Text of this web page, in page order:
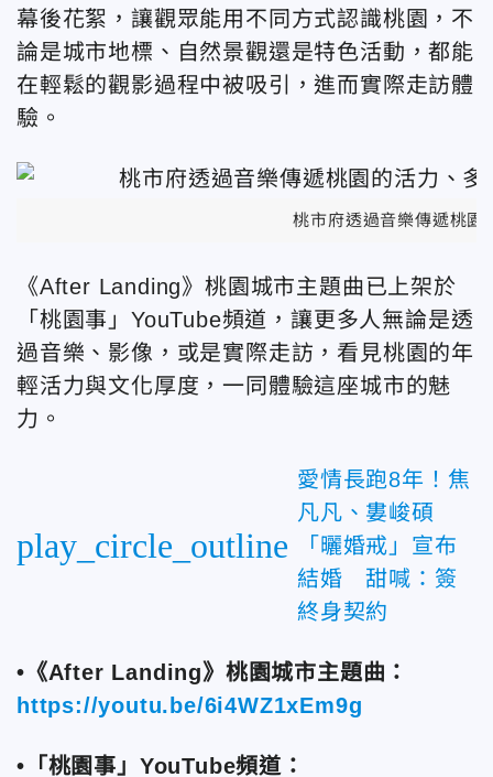
幕後花絮，讓觀眾能用不同方式認識桃園，不
論是城市地標、自然景觀還是特色活動，都能
在輕鬆的觀影過程中被吸引，進而實際走訪體
驗。
桃市府透過音樂傳遞桃園
《After Landing》桃園城市主題曲已上架於
「桃園事」YouTube頻道，讓更多人無論是透
過音樂、影像，或是實際走訪，看見桃園的年
輕活力與文化厚度，一同體驗這座城市的魅
力。
play_circle_outline
愛情長跑8年！焦
凡凡、婁峻碩
「曬婚戒」宣布
結婚 甜喊：簽
終身契約
•《After Landing》桃園城市主題曲：
https://youtu.be/6i4WZ1xEm9g
• 「桃園事」YouTube頻道：